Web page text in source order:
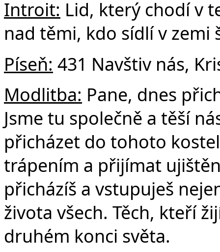
Introit: Lid, který chodí v
nad těmi, kdo sídlí v zemi
Píseň: 431 Navštiv nás,
Modlitba: Pane, dnes
Jsme tu společně a těší
přicházet do tohoto
trápením a přijímat
přicházíš a vstupuješ
života všech. Těch, kteří
druhém konci světa.